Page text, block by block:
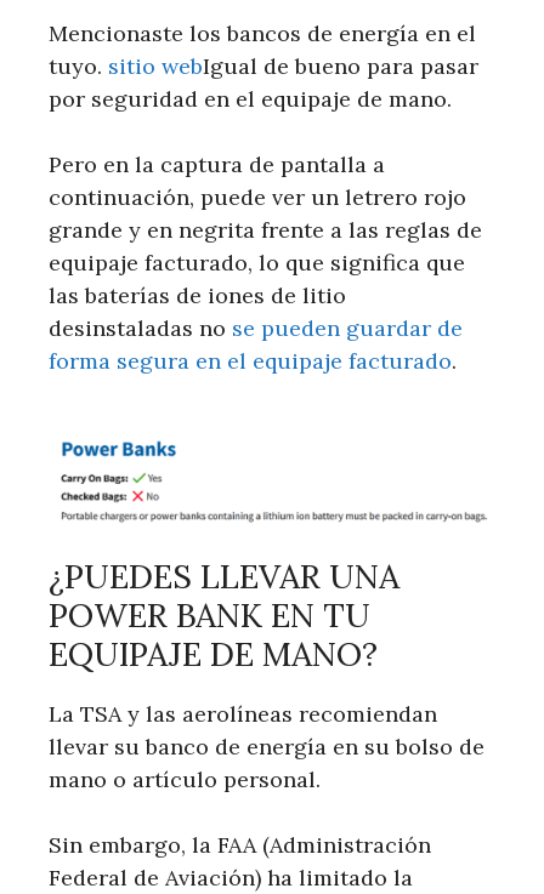
Mencionaste los bancos de energía en el
tuyo. sitio webIgual de bueno para pasar
por seguridad en el equipaje de mano.
Pero en la captura de pantalla a
continuación, puede ver un letrero rojo
grande y en negrita frente a las reglas de
equipaje facturado, lo que significa que
las baterías de iones de litio
desinstaladas no se pueden guardar de
forma segura en el equipaje facturado.
¿PUEDES LLEVAR UNA
POWER BANK EN TU
EQUIPAJE DE MANO?
La TSA y las aerolíneas recomiendan
llevar su banco de energía en su bolso de
mano o artículo personal.
Sin embargo, la FAA (Administración
Federal de Aviación) ha limitado la